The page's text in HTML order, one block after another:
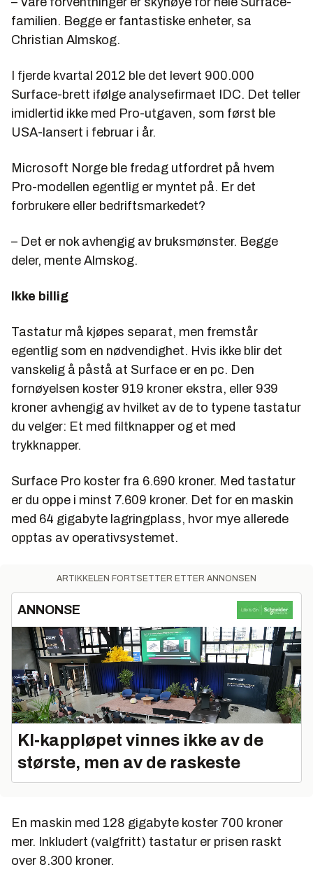
familien. Begge er fantastiske enheter, sa
Christian Almskog.
I fjerde kvartal 2012 ble det levert 900.000
Surface-brett ifølge analysefirmaet IDC. Det teller
imidlertid ikke med Pro-utgaven, som først ble
USA-lansert i februar i år.
Microsoft Norge ble fredag utfordret på hvem
Pro-modellen egentlig er myntet på. Er det
forbrukere eller bedriftsmarkedet?
– Det er nok avhengig av bruksmønster. Begge
deler, mente Almskog.
Ikke billig
Tastatur må kjøpes separat, men fremstår
egentlig som en nødvendighet. Hvis ikke blir det
vanskelig å påstå at Surface er en pc. Den
fornøyelsen koster 919 kroner ekstra, eller 939
kroner avhengig av hvilket av de to typene tastatur
du velger: Et med filtknapper og et med
trykknapper.
Surface Pro koster fra 6.690 kroner. Med tastatur
er du oppe i minst 7.609 kroner. Det for en maskin
med 64 gigabyte lagringplass, hvor mye allerede
opptas av operativsystemet.
ARTIKKELEN FORTSETTER ETTER ANNONSEN
ANNONSE
KI‑kappløpet vinnes ikke av de
største, men av de raskeste
En maskin med 128 gigabyte koster 700 kroner
mer. Inkludert (valgfritt) tastatur er prisen raskt
over 8.300 kroner.